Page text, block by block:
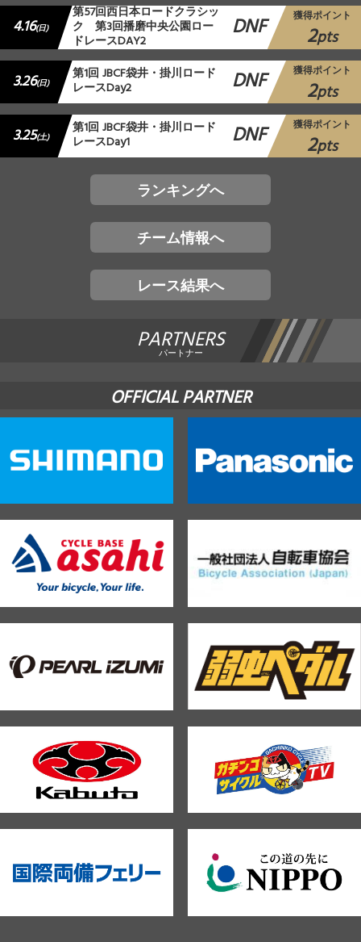
4.16(日)
第57回西日本ロードクラシッ
ク 第3回播磨中央公園ロー
ドレースDAY2 DNF 獲得ポイント
2pts
3.26(日) 第1回 JBCF袋井・掛川ロード
レースDay2 DNF 獲得ポイント
2pts
3.25(土) 第1回 JBCF袋井・掛川ロード
レースDay1 DNF 獲得ポイント
2pts
ランキングへ
チーム情報へ
レース結果へ
PARTNERS
パートナー
OFFICIAL PARTNER